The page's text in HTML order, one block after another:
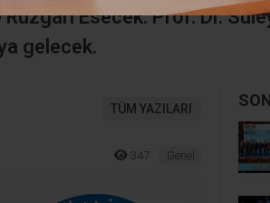
Esecek. Prof. Dr.
gelecek.
TÜM YAZILARI
347 Genel